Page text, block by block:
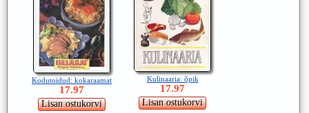
Kodutoidud: kokaraamat
17.97
Kulinaaria: õpik
17.97